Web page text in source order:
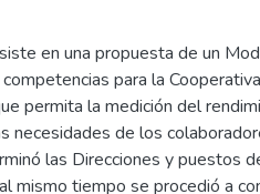
en una propuesta de un
para la
permita la medición del
necesidades de los
las Direcciones y puestos
mismo tiempo se procedió a